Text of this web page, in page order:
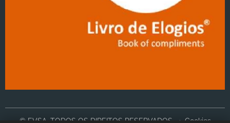
© EVSA, TODOS OS DIREITOS RESERVADOS Cookies